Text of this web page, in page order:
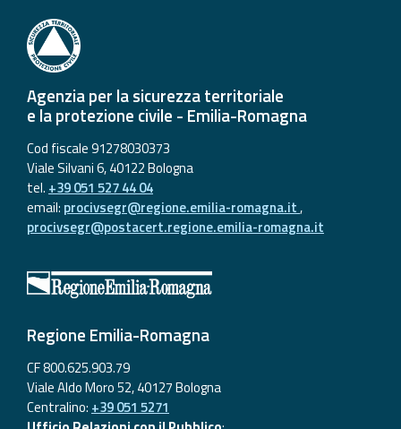
Agenzia per la sicurezza territoriale
e la protezione civile - Emilia-Romagna
Cod fiscale 91278030373
Viale Silvani 6, 40122 Bologna
tel. +39 051 527 44 04
email: procivsegr@regione.emilia-romagna.it,
procivsegr@postacert.regione.emilia-romagna.it
Regione Emilia-Romagna
CF 800.625.903.79
Viale Aldo Moro 52, 40127 Bologna
Centralino: +39 051 5271